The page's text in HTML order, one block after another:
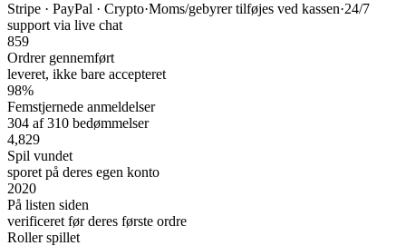
Stripe · PayPal · Crypto·Moms/gebyrer tilføjes ved kassen·24/7
support via live chat
859
Ordrer gennemført
leveret, ikke bare accepteret
98%
Femstjernede anmeldelser
304 af 310 bedømmelser
4,829
Spil vundet
sporet på deres egen konto
2020
På listen siden
verificeret før deres første ordre
Roller spillet